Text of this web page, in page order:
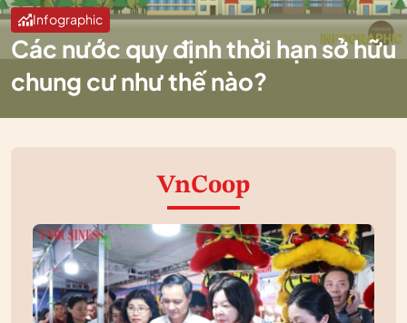
Infographic
Các nước quy định thời hạn sở hữu
chung cư như thế nào?
VnCoop